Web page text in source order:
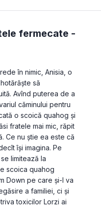
fermecate -
în nimic, Anisia, o
să
Avînd puterea de a
căminului pentru
o scoică quahog și
fratele mai mic, răpit
Ce nu știe ea este că
își imagina. Pe
limitează la
scoica quahog
Down pe care și-l va
a familiei, ci și
toxicilor Lorzi ai